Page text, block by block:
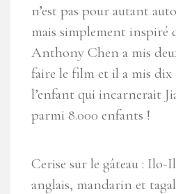
n’est pas pour autant
mais simplement inspiré
Anthony Chen a mis
faire le film et il a mis
l’enfant qui incarnerait
parmi 8.000 enfants !
Cerise sur le gâteau : Ilo-
anglais, mandarin et